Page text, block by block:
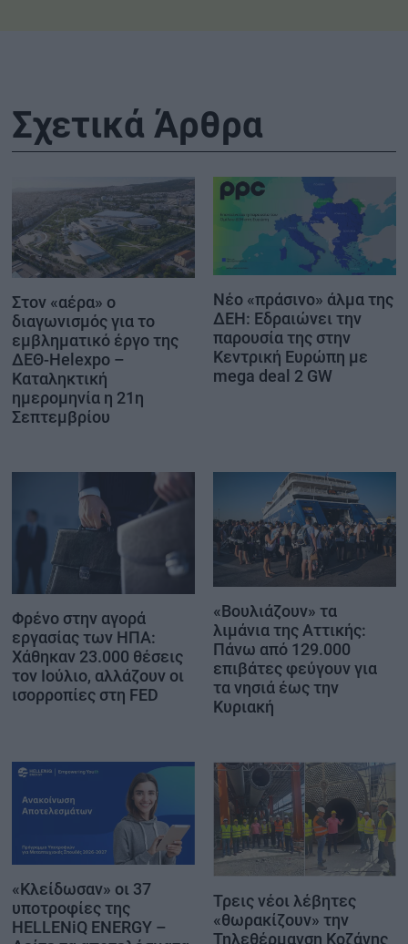
Σχετικά Άρθρα
Στον «αέρα» ο
διαγωνισμός για το
εμβληματικό έργο της
ΔΕΘ-Helexpo –
Καταληκτική
ημερομηνία η 21η
Σεπτεμβρίου
Νέο «πράσινο» άλμα της
ΔΕΗ: Εδραιώνει την
παρουσία της στην
Κεντρική Ευρώπη με
mega deal 2 GW
Φρένο στην αγορά
εργασίας των ΗΠΑ:
Χάθηκαν 23.000 θέσεις
τον Ιούλιο, αλλάζουν οι
ισορροπίες στη FED
«Βουλιάζουν» τα
λιμάνια της Αττικής:
Πάνω από 129.000
επιβάτες φεύγουν για
τα νησιά έως την
Κυριακή
«Κλείδωσαν» οι 37
υποτροφίες της
HELLENiQ ENERGY –
Τρεις νέοι λέβητες
«θωρακίζουν» την
Τηλεθέρμανση Κοζάνης